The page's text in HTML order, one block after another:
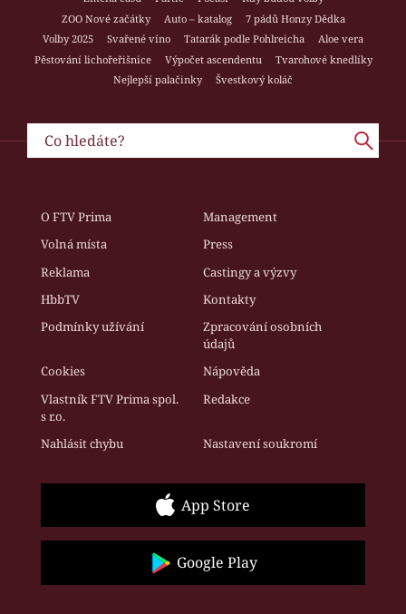
ZOO Nové začátky
Auto – katalog
7 pádů Honzy Dědka
Volby 2025
Svařené víno Tatarák podle Pohlreicha
Aloe vera
Pěstování lichořeřišnice
Výpočet ascendentu
Tvarohové knedlíky
Nejlepší palačinky
Švestkový koláč
O FTV Prima
Management
Volná místa
Press
Reklama
Castingy a výzvy
HbbTV
Kontakty
Podmínky užívání
Zpracování osobních
údajů
Cookies
Nápověda
Vlastník FTV Prima spol.
s r.o.
Redakce
Nahlásit chybu Nastavení soukromí
App Store
Google Play